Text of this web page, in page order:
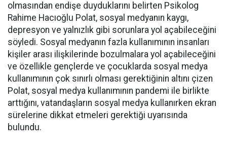
olmasından endişe duyduklarını belirten Psikolog
Rahime Hacıoğlu Polat, sosyal medyanın kaygı,
depresyon ve yalnızlık gibi sorunlara yol açabileceğini
söyledi. Sosyal medyanın fazla kullanımının insanları
kişiler arası ilişkilerinde bozulmalara yol açabileceğini
ve özellikle gençlerde ve çocuklarda sosyal medya
kullanımının çok sınırlı olması gerektiğinin altını çizen
Polat, sosyal medya kullanımının pandemi ile birlikte
arttığını, vatandaşların sosyal medya kullanırken ekran
sürelerine dikkat etmeleri gerektiği uyarısında
bulundu.